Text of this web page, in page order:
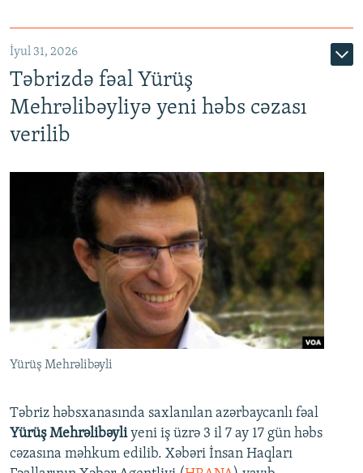
İyul 31, 2026
Təbrizdə fəal Yürüş
Mehrəlibəyliyə yeni həbs cəzası
verilib
Yürüş Mehrəlibəyli
Təbriz həbsxanasında saxlanılan azərbaycanlı fəal
Yürüş Mehrəlibəyliyeni iş üzrə 3 il 7 ay 17 gün həbs
cəzasına məhkum edilib. Xəbəri İnsan Haqları